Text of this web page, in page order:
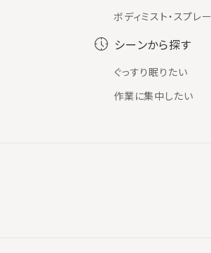
ボディミスト・スプレー
シーンから探す
ぐっすり眠りたい
作業に集中したい